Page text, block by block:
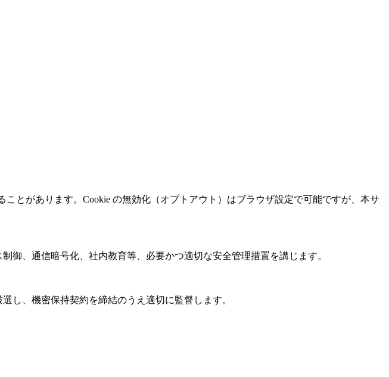
とがあります。Cookie の無効化（オプトアウト）はブラウザ設定で可能ですが、本サ
御、通信暗号化、社内教育等、必要かつ適切な安全管理措置を講じます。
し、機密保持契約を締結のうえ適切に監督します。